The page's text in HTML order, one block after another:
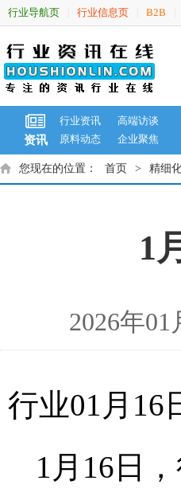
行业导航页 行业信息页 B2B
资讯
行业资讯
高端访谈
原料动态
企业聚焦
您现在的位置： 首页 > 精细
1
2026年
行业01月16
1月16日